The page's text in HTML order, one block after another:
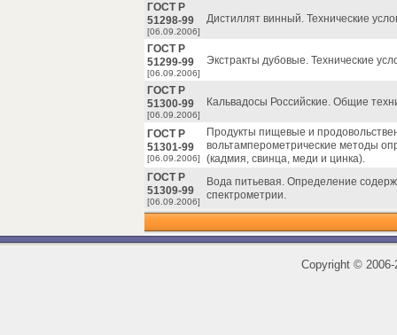
ГОСТ Р
51298-99
[06.09.2006]
Дистиллят винный. Технические
ГОСТ Р
51299-99
[06.09.2006]
Экстракты дубовые. Технические
ГОСТ Р
51300-99
[06.09.2006]
Кальвадосы Российские. Общие
ГОСТ Р
51301-99
[06.09.2006]
Продукты пищевые и
вольтамперометрические методы
(кадмия, свинца, меди и цинка).
ГОСТ Р
51309-99
[06.09.2006]
Вода питьевая. Определение
спектрометрии.
Copyright ©